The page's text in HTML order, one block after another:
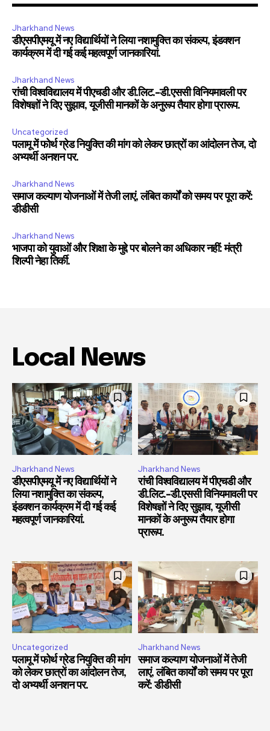
Jharkhand News
डीएसपीएमयू में नए विद्यार्थियों ने लिया नशामुक्ति का संकल्प, इंडक्शन
कार्यक्रम में दी गई कई महत्वपूर्ण जानकारियां.
Jharkhand News
रांची विश्वविद्यालय में पीएचडी और डी.लिट.-डी.एससी विनियमावली पर
विशेषज्ञों ने दिए सुझाव, यूजीसी मानकों के अनुरूप तैयार होगा प्रारूप.
Uncategorized
पलामू में फोर्थ ग्रेड नियुक्ति की मांग को लेकर छात्रों का आंदोलन तेज, दो
अभ्यर्थी अनशन पर.
Jharkhand News
समाज कल्याण योजनाओं में तेजी लाएं, लंबित कार्यों को समय पर पूरा करें:
डीडीसी
Jharkhand News
भाजपा को युवाओं और शिक्षा के मुद्दे पर बोलने का अधिकार नहीं: मंत्री
शिल्पी नेहा तिर्की.
Local News
Jharkhand News
डीएसपीएमयू में नए विद्यार्थियों ने
लिया नशामुक्ति का संकल्प,
इंडक्शन कार्यक्रम में दी गई कई
महत्वपूर्ण जानकारियां.
Jharkhand News
रांची विश्वविद्यालय में पीएचडी और
डी.लिट.-डी.एससी विनियमावली पर
विशेषज्ञों ने दिए सुझाव, यूजीसी
मानकों के अनुरूप तैयार होगा
प्रारूप.
Uncategorized
पलामू में फोर्थ ग्रेड नियुक्ति की मांग
को लेकर छात्रों का आंदोलन तेज,
दो अभ्यर्थी अनशन पर.
Jharkhand News
समाज कल्याण योजनाओं में तेजी
लाएं, लंबित कार्यों को समय पर पूरा
करें: डीडीसी